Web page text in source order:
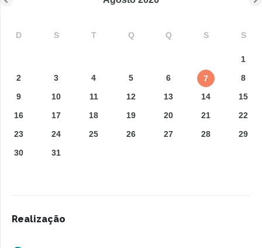
D S T Q Q S S
1
2
3 4 5 6 7
8
9
10 11 12 13 14
15
16
17 18 19 20 21
22
23
24 25 26 27 28
29
30
31
Realização